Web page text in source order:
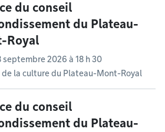
du conseil
du Plateau-
Royal
septembre 2026 à 18 h 30
de la culture du Plateau-Mont-Royal
du conseil
du Plateau-